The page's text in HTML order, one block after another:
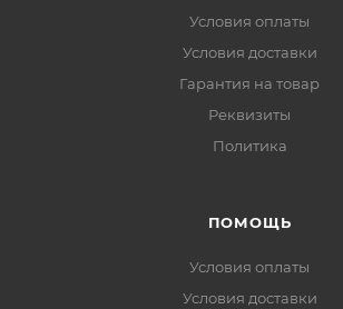
Условия оплаты
Условия доставки
Гарантия на товар
Реквизиты
Политика
ПОМОЩЬ
Условия оплаты
Условия доставки